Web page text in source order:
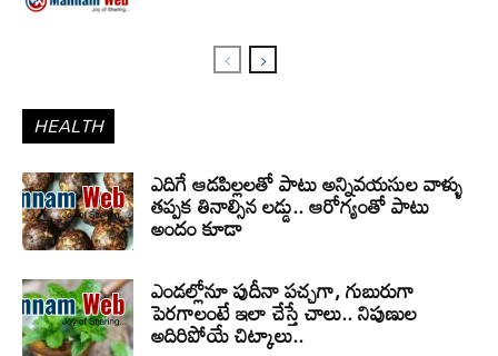
HEALTH
ఎదిగే ఆడపిల్లలతో పాటు అన్నివయసుల వాళ్ళు
తప్పక తినాల్సిన లడ్డు.. ఆరోగ్యంతో పాటు
అందం కూడా
ఎండల్లోనూ పుదీనా పచ్చగా, గుబురుగా
పెరగాలంటే ఇలా చేస్తే చాలు.. నిపుణుల
అదిరిపోయే చిట్కాలు..